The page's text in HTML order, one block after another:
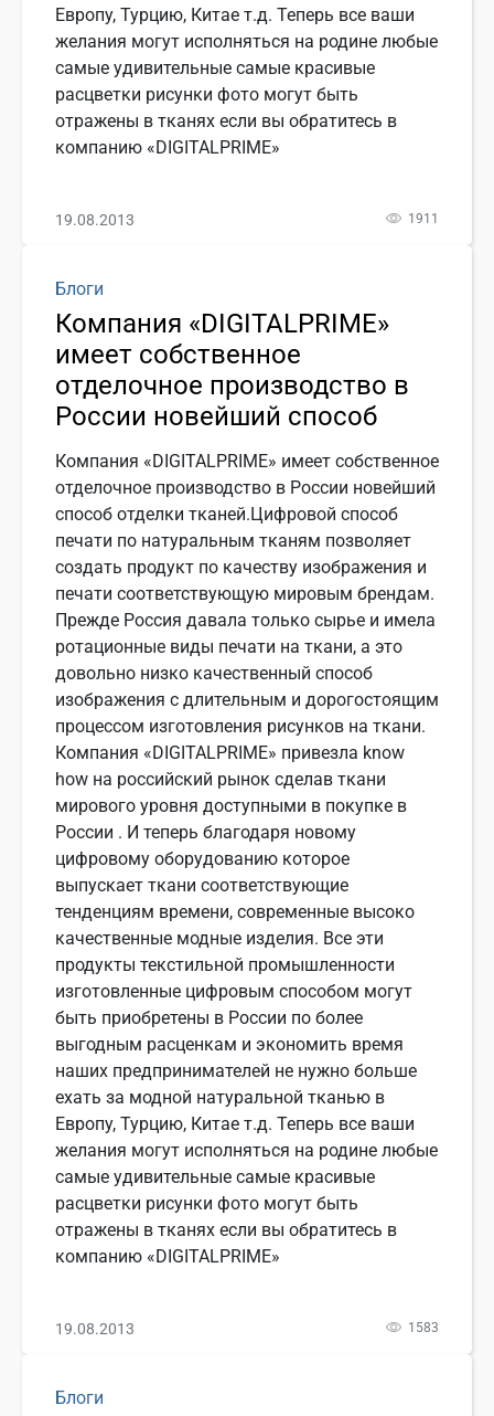
Европу, Турцию, Китае т.д. Теперь все ваши
желания могут исполняться на родине любые
самые удивительные самые красивые
расцветки рисунки фото могут быть
отражены в тканях если вы обратитесь в
компанию «DIGITALPRIME»
19.08.2013 1911
Блоги
Компания «DIGITALPRIME»
имеет собственное
отделочное производство в
России новейший способ
Компания «DIGITALPRIME» имеет собственное
отделочное производство в России новейший
способ отделки тканей.Цифровой способ
печати по натуральным тканям позволяет
создать продукт по качеству изображения и
печати соответствующую мировым брендам.
Прежде Россия давала только сырье и имела
ротационные виды печати на ткани, а это
довольно низко качественный способ
изображения с длительным и дорогостоящим
процессом изготовления рисунков на ткани.
Компания «DIGITALPRIME» привезла know
how на российский рынок сделав ткани
мирового уровня доступными в покупке в
России . И теперь благодаря новому
цифровому оборудованию которое
выпускает ткани соответствующие
тенденциям времени, современные высоко
качественные модные изделия. Все эти
продукты текстильной промышленности
изготовленные цифровым способом могут
быть приобретены в России по более
выгодным расценкам и экономить время
наших предпринимателей не нужно больше
ехать за модной натуральной тканью в
Европу, Турцию, Китае т.д. Теперь все ваши
желания могут исполняться на родине любые
самые удивительные самые красивые
расцветки рисунки фото могут быть
отражены в тканях если вы обратитесь в
компанию «DIGITALPRIME»
19.08.2013 1583
Блоги